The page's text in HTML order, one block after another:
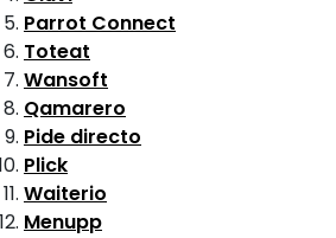
Parrot Connect
Toteat
Wansoft
Qamarero
Pide directo
Plick
Waiterio
Menupp